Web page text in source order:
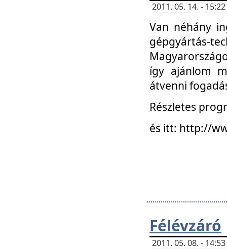
2011. 05. 14. -
Van néhány
gépgyártás-
így ajánlom
átvenni
Részletes
és itt: http://
Félévzáró
2011. 05. 08. -